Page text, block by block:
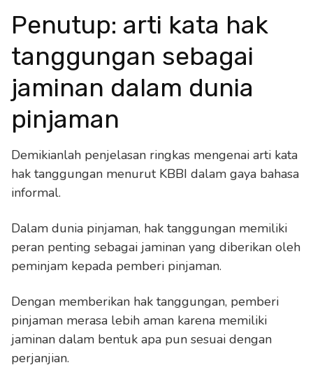
Penutup: arti kata hak
tanggungan sebagai
jaminan dalam dunia
pinjaman
Demikianlah penjelasan ringkas mengenai arti kata
hak tanggungan menurut KBBI dalam gaya bahasa
informal.
Dalam dunia pinjaman, hak tanggungan memiliki
peran penting sebagai jaminan yang diberikan oleh
peminjam kepada pemberi pinjaman.
Dengan memberikan hak tanggungan, pemberi
pinjaman merasa lebih aman karena memiliki
jaminan dalam bentuk apa pun sesuai dengan
perjanjian.